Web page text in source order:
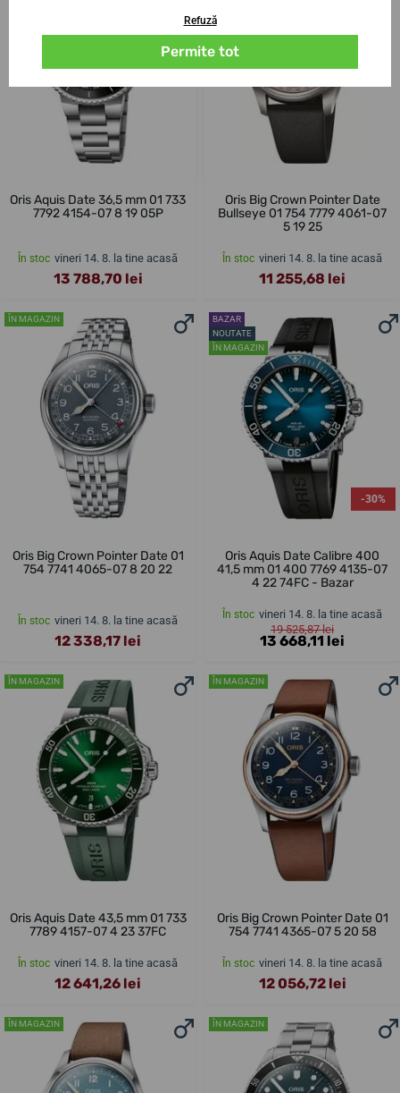
Oris Aquis Date 36,5 mm 01 733
7792 4154-07 8 19 05P
În stoc vineri 14. 8. la tine acasă
13 788,70 lei
Oris Big Crown Pointer Date
Bullseye 01 754 7779 4061-07
5 19 25
În stoc vineri 14. 8. la tine acasă
11 255,68 lei
ÎN MAGAZIN
Oris Big Crown Pointer Date 01
754 7741 4065-07 8 20 22
În stoc vineri 14. 8. la tine acasă
12 338,17 lei
BAZAR
NOUTATE
ÎN MAGAZIN
-30%
Oris Aquis Date Calibre 400
41,5 mm 01 400 7769 4135-07
4 22 74FC - Bazar
În stoc vineri 14. 8. la tine acasă
19 525,87 lei
13 668,11 lei
ÎN MAGAZIN
Oris Aquis Date 43,5 mm 01 733
7789 4157-07 4 23 37FC
În stoc vineri 14. 8. la tine acasă
12 641,26 lei
ÎN MAGAZIN
Oris Big Crown Pointer Date 01
754 7741 4365-07 5 20 58
În stoc vineri 14. 8. la tine acasă
12 056,72 lei
ÎN MAGAZIN ÎN MAGAZIN
Refuză
Permite tot